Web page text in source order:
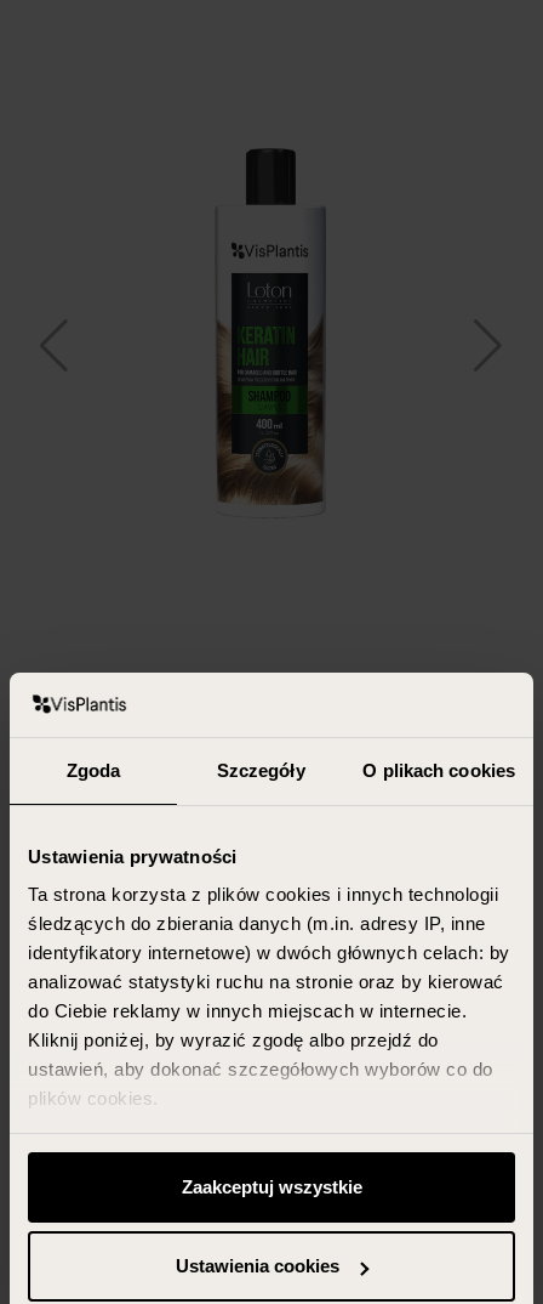
Zgoda Szczegóły O plikach cookies
Ustawienia prywatności
Ta strona korzysta z plików cookies i innych technologii
śledzących do zbierania danych (m.in. adresy IP, inne
identyfikatory internetowe) w dwóch głównych celach: by
analizować statystyki ruchu na stronie oraz by kierować
do Ciebie reklamy w innych miejscach w internecie.
Kliknij poniżej, by wyrazić zgodę albo przejdź do
ustawień, aby dokonać szczegółowych wyborów co do
plików cookies.
Możesz zawsze zarządzać swoimi zgodami (w tym
odwołać te, których udzieliłeś wcześniej) klikając w
przycisk „Ustawienia cookies” widoczny na samym dole
Zaakceptuj wszystkie
Ustawienia cookies